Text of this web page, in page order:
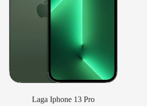
Laga Iphone 13 Pro